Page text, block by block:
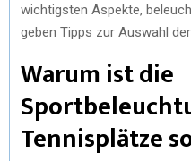
wichtigsten Aspekte,
geben Tipps zur Auswahl
Warum ist die
Tennisplätze